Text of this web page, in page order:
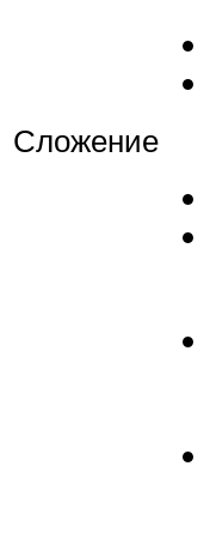
Сложение